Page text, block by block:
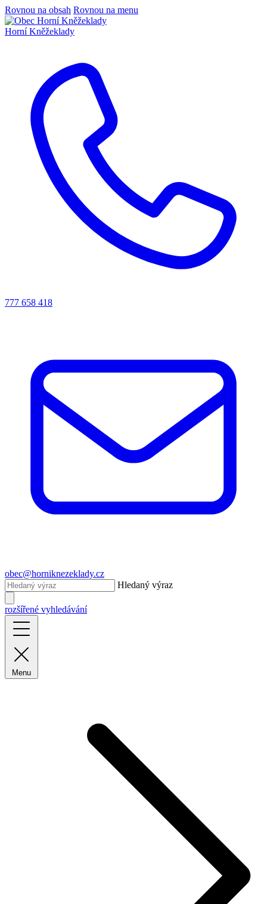
Rovnou na obsah Rovnou na menu
Horní Kněžeklady
777 658 418
obec@horniknezeklady.cz
Hledaný výraz
rozšířené vyhledávání
Menu